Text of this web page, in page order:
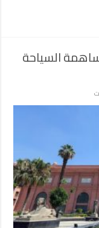
السياحة
معلومات
مساهمة
السياحة
في
الناتج
المحلي
إلى
5.5